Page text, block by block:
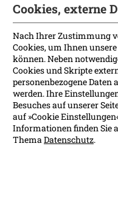
Kontakt
Anreise
Impressum
Datenschutz
Cookies, externe
Nach Ihrer Zustimmung
Cookies, um Ihnen
können. Neben
Cookies und Skripte
personenbezogene
werden. Ihre
Besuches auf unserer
auf »Cookie
Informationen finden Sie
ThemaDatenschutz.